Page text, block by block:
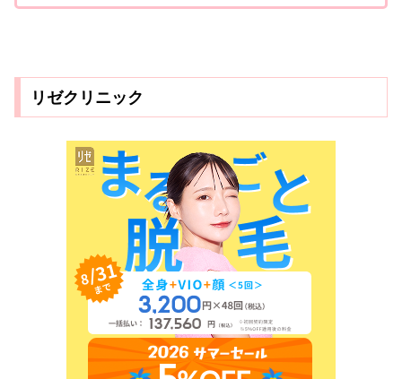
リゼクリニック